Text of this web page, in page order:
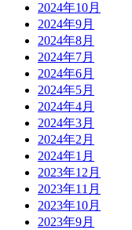
2024年10月
2024年9月
2024年8月
2024年7月
2024年6月
2024年5月
2024年4月
2024年3月
2024年2月
2024年1月
2023年12月
2023年11月
2023年10月
2023年9月